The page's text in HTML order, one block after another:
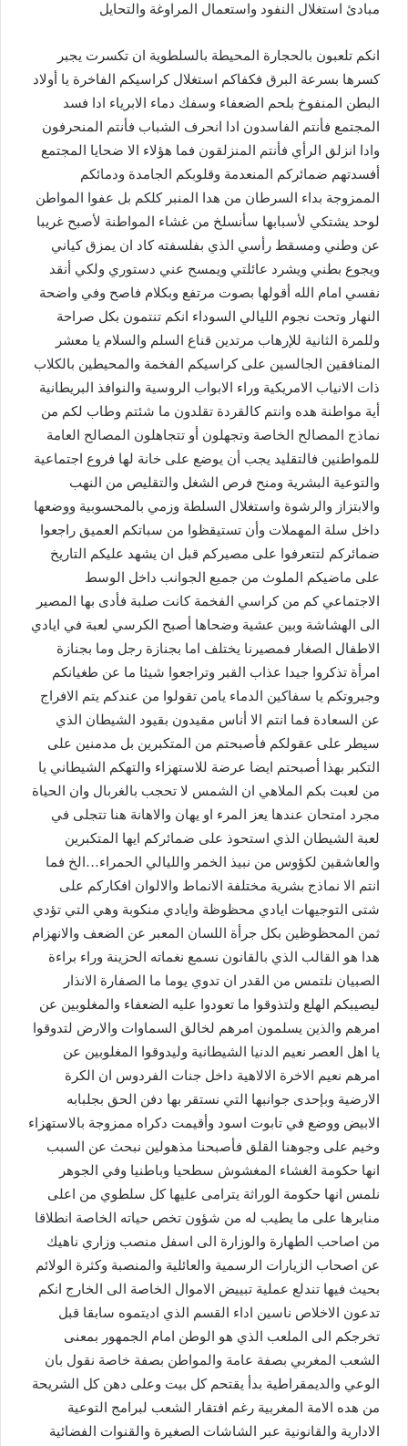
مبادئ استغلال النفود واستعمال المراوغة والتحايل
انكم تلعبون بالحجارة المحيطة بالسلطوية ان تكسرت يجبر
كسرها بسرعة البرق فكفاكم استغلال كراسيكم الفاخرة يا أولاد
البطن المنفوخ بلحم الضعفاء وسفك دماء الابرياء ادا فسد
المجتمع فأنتم الفاسدون ادا انحرف الشباب فأنتم المنحرفون
وادا انزلق الرأي فأنتم المنزلقون فما هؤلاء الا ضحايا المجتمع
أفسدتهم ضمائركم المنعدمة وقلوبكم الجامدة ودمائكم
الممزوجة بداء السرطان من هدا المنبر كلكم بل عفوا المواطن
لوحد يشتكي لأسبابها سأنسلخ من غشاء المواطنة لأصبح غريبا
عن وطني ومسقط رأسي الذي بفلسفته كاد ان يمزق كياني
ويجوع بطني ويشرد عائلتي ويمسح عني دستوري ولكي أنقد
نفسي امام الله أقولها بصوت مرتفع وبكلام فاصح وفي واضحة
النهار وتحت نجوم الليالي السوداء انكم تنتمون بكل صراحة
وللمرة الثانية للإرهاب مرتدين قناع السلم والسلام يا معشر
المنافقين الجالسين على كراسيكم الفخمة والمحيطين بالكلاب
ذات الانياب الامريكية وراء الابواب الروسية والنوافذ البريطانية
أية مواطنة هده وانتم كالقردة تقلدون ما شئتم وطاب لكم من
نماذج المصالح الخاصة وتجهلون أو تتجاهلون المصالح العامة
للمواطنين فالتقليد يجب أن يوضع على خانة لها فروع اجتماعية
والتوعية البشرية ومنح فرص الشغل والتقليص من النهب
والابتزاز والرشوة واستغلال السلطة وزمي بالمحسوبية ووضعها
داخل سلة المهملات وأن تستيقظوا من سباتكم العميق راجعوا
ضمائركم لتتعرفوا على مصيركم قبل ان يشهد عليكم التاريخ
على ماضيكم الملوث من جميع الجوانب داخل الوسط
الاجتماعي كم من كراسي الفخمة كانت صلبة فأدى بها المصير
الى الهشاشة وبين عشية وضحاها أصبح الكرسي لعبة في ايادي
الاطفال الصغار فمصيرنا يختلف اما بجنازة رجل وما بجنازة
امرأة تذكروا جيدا عذاب القبر وتراجعوا شيئا ما عن طغيانكم
وجبروتكم يا سفاكين الدماء يامن تقولوا من عندكم يتم الافراج
عن السعادة فما انتم الا أناس مقيدون بقيود الشيطان الذي
سيطر على عقولكم فأصبحتم من المتكبرين بل مدمنين على
التكبر بهذا أصبحتم ايضا عرضة للاستهزاء والتهكم الشيطاني يا
من لعبت بكم الملاهي ان الشمس لا تحجب بالغربال وان الحياة
مجرد امتحان عندها يعز المرء او يهان والاهانة هنا تتجلى في
لعبة الشيطان الذي استحوذ على ضمائركم ايها المتكبرين
والعاشقين لكؤوس من نبيذ الخمر والليالي الحمراء…الخ فما
انتم الا نماذج بشرية مختلفة الانماط والالوان افكاركم على
شتى التوجيهات ايادي محظوظة وايادي منكوبة وهي التي تؤدي
ثمن المحظوظين بكل جرأة اللسان المعبر عن الضعف والانهزام
هدا هو القالب الذي بالقانون نسمع نغماته الحزينة وراء براءة
الصبيان نلتمس من القدر ان تدوي يوما ما الصفارة الانذار
ليصيبكم الهلع ولتذوقوا ما تعودوا عليه الضعفاء والمغلوبين عن
امرهم والذين يسلمون امرهم لخالق السماوات والارض لتدوقوا
يا اهل العصر نعيم الدنيا الشيطانية وليدوقوا المغلوبين عن
امرهم نعيم الاخرة الالاهية داخل جنات الفردوس ان الكرة
الارضية وبإحدى جوانبها التي نستقر بها دفن الحق بجلبابه
الابيض ووضع في تابوت اسود وأقيمت دكراه ممزوجة بالاستهزاء
وخيم على وجوهنا القلق فأصبحنا مذهولين نبحث عن السبب
انها حكومة الغشاء المغشوش سطحيا وباطنيا وفي الجوهر
نلمس انها حكومة الوراثة يترامى عليها كل سلطوي من اعلى
منابرها على ما يطيب له من شؤون تخص حياته الخاصة انطلاقا
من اصاحب الطهارة والوزارة الى اسفل منصب وزاري ناهيك
عن اصحاب الزيارات الرسمية والعائلية والمنصبة وكثرة الولائم
بحيث فيها تندلع عملية تبييض الاموال الخاصة الى الخارج انكم
تدعون الاخلاص ناسين اداء القسم الذي اديتموه سابقا قبل
تخرجكم الى الملعب الذي هو الوطن امام الجمهور بمعنى
الشعب المغربي بصفة عامة والمواطن بصفة خاصة نقول بان
الوعي والديمقراطية بدأ يقتحم كل بيت وعلى دهن كل الشريحة
من هده الامة المغربية رغم افتقار الشعب لبرامج التوعية
الادارية والقانونية عبر الشاشات الصغيرة والقنوات الفضائية